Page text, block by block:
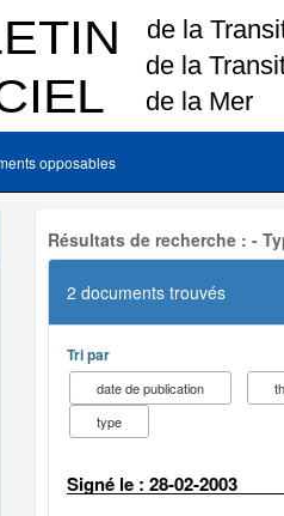
opposables
Résultats de recherche : -
2 documents trouvés
Tri par
date de publication
type
Signé le : 28-02-2003